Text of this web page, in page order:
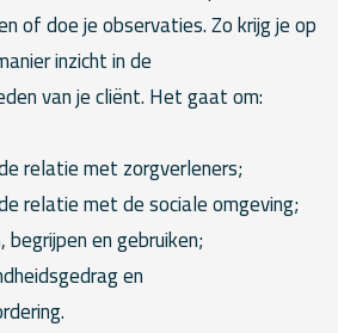
of doe je observaties. Zo krijg je op
inzicht in de
van je cliënt. Het gaat om:
relatie met zorgverleners;
relatie met de sociale omgeving;
en gebruiken;
en